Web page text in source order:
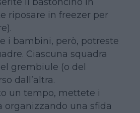
riposare in freezer per
i bambini, però, potreste
Ciascuna squadra
grembiule (o del
dall’altra.
un tempo, mettete i
organizzando una sfida